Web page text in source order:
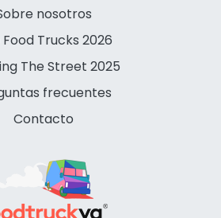
nosotros
Trucks 2026
The Street 2025
frecuentes
Contacto